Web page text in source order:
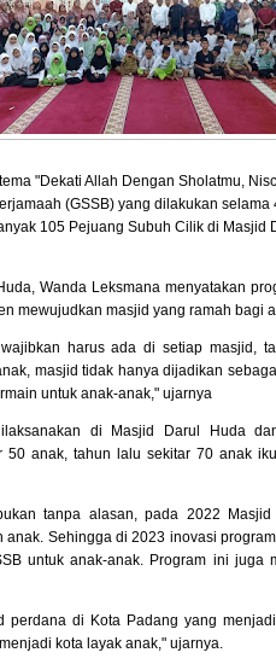
"Dekati Allah Dengan Sholatmu,
(GSSB) yang dilakukan
105 Pejuang Subuh Cilik di Masjid
Wanda Leksmana menyatakan
mewujudkan masjid yang ramah bagi
harus ada di setiap masjid,
masjid tidak hanya dijadikan
untuk anak-anak," ujarnya
di Masjid Darul Huda
50 anak, tahun lalu sekitar 70 anak
tanpa alasan, pada 2022
Sehingga di 2023 inovasi
untuk anak-anak. Program ini juga
perdana di Kota Padang yang
kota layak anak," ujarnya.